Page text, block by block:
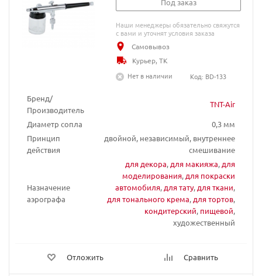
Бренд/
Производитель
TNT-Air
Диаметр сопла
0,3 мм
Принцип
действия
двойной, независимый, внутреннее
смешивание
Назначение
аэрографа
для декора, для макияжа, для
моделирования, для покраски
автомобиля, для тату, для ткани,
для тонального крема, для тортов,
кондитерский, пищевой,
художественный
Отложить Сравнить
Под заказ
Наши менеджеры обязательно свяжутся
с вами и уточнят условия заказа
Самовывоз
Курьер, ТК
Нет в наличии
Код: BD-133